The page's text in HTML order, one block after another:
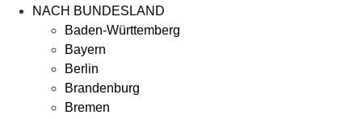
NACH BUNDESLAND
Baden-Württemberg
Bayern
Berlin
Brandenburg
Bremen